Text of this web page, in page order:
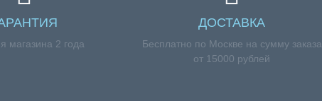
магазина 2 года
ДОСТАВКА
Бесплатно по Москве на сумму заказа
от 15000 рублей